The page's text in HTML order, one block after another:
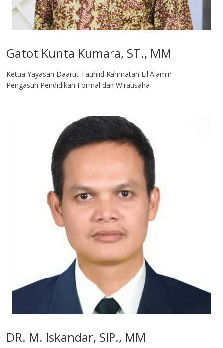
Gatot Kunta Kumara, ST., MM
Ketua Yayasan Daarut Tauhiid Rahmatan Lil'Alamin
Pengasuh Pendidikan Formal dan Wirausaha
DR. M. Iskandar, SIP., MM